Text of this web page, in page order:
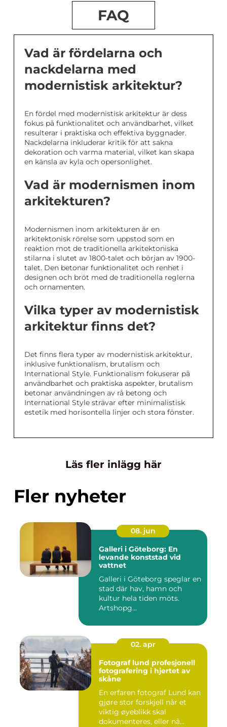
FAQ
Vad är fördelarna och
nackdelarna med
modernistisk arkitektur?
En fördel med modernistisk arkitektur är dess
fokus på funktionalitet och användbarhet, vilket
resulterar i praktiska och effektiva byggnader.
Nackdelarna inkluderar kritik för att sakna
dekoration och varma material, vilket kan skapa
en känsla av kyla och opersonlighet.
Vad är modernismen inom
arkitekturen?
Modernismen inom arkitekturen är en
arkitektonisk rörelse som uppstod som en
reaktion mot de traditionella arkitektoniska
stilarna i slutet av 1800-talet och början av 1900-
talet. Den betonar funktionalitet och renhet i
designen och bröt med de traditionella reglerna
och ornamenten.
Vilka typer av modernistisk
arkitektur finns det?
Det finns flera typer av modernistisk arkitektur,
inklusive funktionalism, brutalism och
International Style. Funktionalism fokuserar på
användbarhet och praktiska aspekter, brutalism
betonar användningen av rå betong och
International Style strävar efter minimalistisk
estetik med horisontella linjer och stora fönster.
Läs fler inlägg här
Fler nyheter
08. jun
Galleri i Göteborg: En
levande konststad vid
vattnet
Galleri i Göteborg speglar en
stad där hav, hamn och
kultur hela tiden möts.
Artshopg...
02. apr
Fotograf lund profesjonell
fotografering i hjertet av
skåne
En erfaren fotograf Lund kan
gjøre stor forskjell når et
viktig øyeblikk skal
dokumenteres, eller nå...